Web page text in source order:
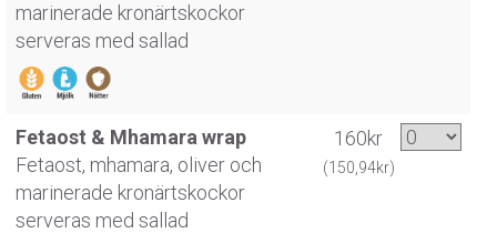
marinerade kronärtskockor
serveras med sallad
Fetaost & Mhamara wrap
Fetaost, mhamara, oliver och
marinerade kronärtskockor
serveras med sallad
160kr
(150,94kr)